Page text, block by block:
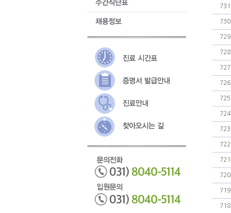
731
730
729
728
727
726
725
724
723
722
721
720
719
718